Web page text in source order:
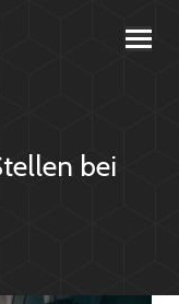
bei